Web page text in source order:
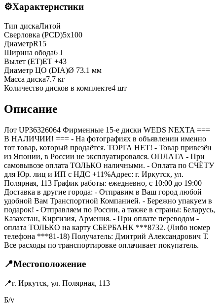
⚙️Характеристики
Тип дискаЛитой
Сверловка (PCD)5x100
ДиаметрR15
Ширина обода6 J
Вылет (ET)ET +43
Диаметр ЦО (DIA)Ø 73.1 мм
Масса диска7.7 кг
Количество дисков в комплекте4 шт
Описание
Лот UP36326064 Фирменные 15-е диски WEDS NEXTA ===
B НАЛИЧИИ! === - На фотографиях в объявлении именно
тот товар, который продаётся. ТОРГА НЕТ! - Товар привезён
из Японии, в России не эксплуатировался. ОПЛАТА - При
самовывозе оплата ТОЛЬКО наличными. - Оплата по СЧЁТУ
для Юр. лиц и ИП с НДС +11%Адрес: г. Иркутск, ул.
Полярная, 113 График работы: ежедневно, с 10:00 до 19:00
Доставка в другие города: - Отправим в Ваш город любой
удобной Вам Транспортной Компанией. - Бережно упакуем в
подарок! - Отправляем по России, а также в страны: Беларусь,
Казахстан, Киргизия, Армения. - При оплате переводом -
оплата ТОЛЬКО на карту СБЕРБАНК ***8732. (Либо номер
телефона ***81-18) Получатель: Дмитрий Александрович Т.
Все расходы по транспортировке оплачивает покупатель.
📍Местоположение
📍г. Иркутск, ул. Полярная, 113
Б/у